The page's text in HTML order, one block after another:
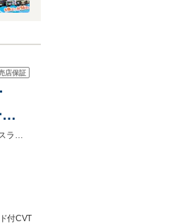
店保証
◇純正メモリーナビ(VXM-152VFi) AM FM CD DVD Bluetooth SD◇フルセグTV◇クルーズコントロール◇片側パワースライドドア◇HIDオートヘッドランプ◇スマートキー2本
付CVT